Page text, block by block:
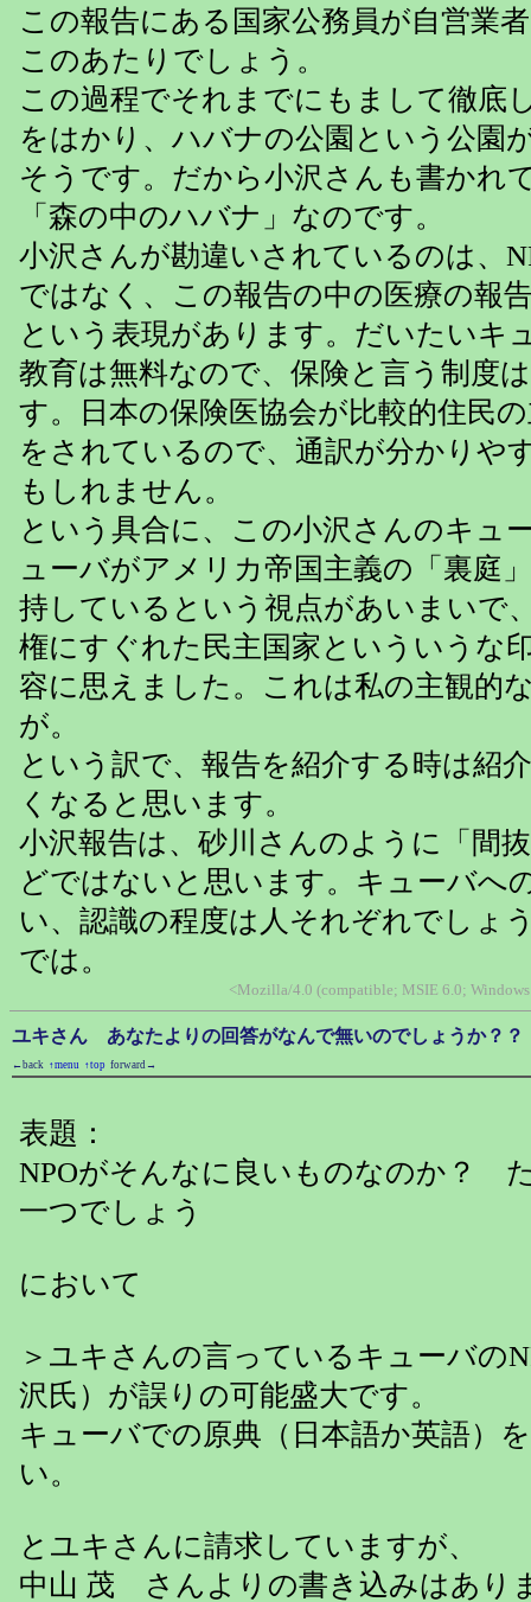
この報告にある国家公務員が自営業
このあたりでしょう。
この過程でそれまでにもまして徹底
をはかり、ハバナの公園という公園
そうです。だから小沢さんも書かれ
「森の中のハバナ」なのです。
小沢さんが勘違いされているのは、
ではなく、この報告の中の医療の報
という表現があります。だいたいキ
教育は無料なので、保険と言う制度
す。日本の保険医協会が比較的住民
をされているので、通訳が分かりや
もしれません。
という具合に、この小沢さんのキュ
ューバがアメリカ帝国主義の「裏庭
持しているという視点があいまいで
権にすぐれた民主国家といういうな
容に思えました。これは私の主観的
が。
という訳で、報告を紹介する時は紹
くなると思います。
小沢報告は、砂川さんのように「間
どではないと思います。キューバへ
い、認識の程度は人それぞれでしょ
では。
<Mozilla/4.0 (compatible; MSIE 6.0;
ユキさん あなたよりの回答がなんで無いのでしょうか？？
←back ↑menu ↑top forward→
表題：
NPOがそんなに良いものなのか？
一つでしょう
において
＞ユキさんの言っているキューバの
沢氏）が誤りの可能盛大です。
キューバでの原典（日本語か英語）
い。
とユキさんに請求していますが、
中山 茂 さんよりの書き込みはあり